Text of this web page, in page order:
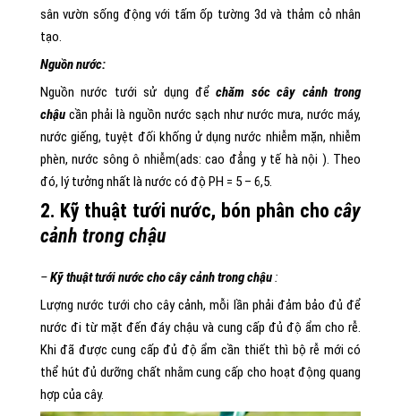
sân vườn sống động với tấm ốp tường 3d và thảm cỏ nhân
tạo.
Nguồn nước:
Nguồn nước tưới sử dụng đểchăm sóc cây cảnh trong
chậucần phải là nguồn nước sạch như nước mưa, nước máy,
nước giếng, tuyệt đối khống ử dụng nước nhiễm mặn, nhiễm
phèn, nước sông ô nhiễm(ads: cao đẳng y tế hà nội ). Theo
đó, lý tưởng nhất là nước có độ PH = 5 – 6,5.
2. Kỹ thuật tưới nước, bón phân chocây
cảnh trong chậu
–Kỹ thuật tưới nước cho cây cảnh trong chậu:
Lượng nước tưới cho cây cảnh, mỗi lần phải đảm bảo đủ để
nước đi từ mặt đến đáy chậu và cung cấp đủ độ ẩm cho rễ.
Khi đã được cung cấp đủ độ ẩm cần thiết thì bộ rễ mới có
thể hút đủ dưỡng chất nhằm cung cấp cho hoạt động quang
hợp của cây.